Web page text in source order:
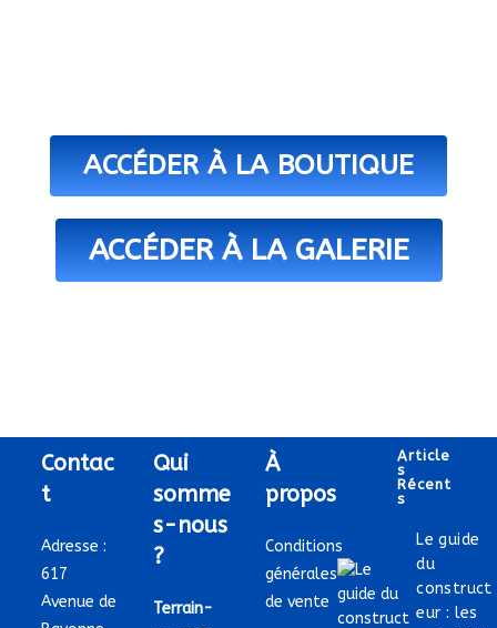
ACCÉDER À LA BOUTIQUE
ACCÉDER À LA GALERIE
Contac
t
Adresse :
617
Avenue de
Qui
somme
s-nous
?
Terrain-
À
propos
Conditions
générales
de vente
Article
S
Récent
S
Le guide
du
construct
eur : les